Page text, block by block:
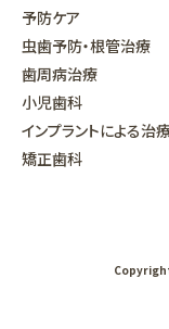
予防ケア
虫歯予防・根管治療
歯周病治療
小児歯科
インプラントによる治
矯正歯科